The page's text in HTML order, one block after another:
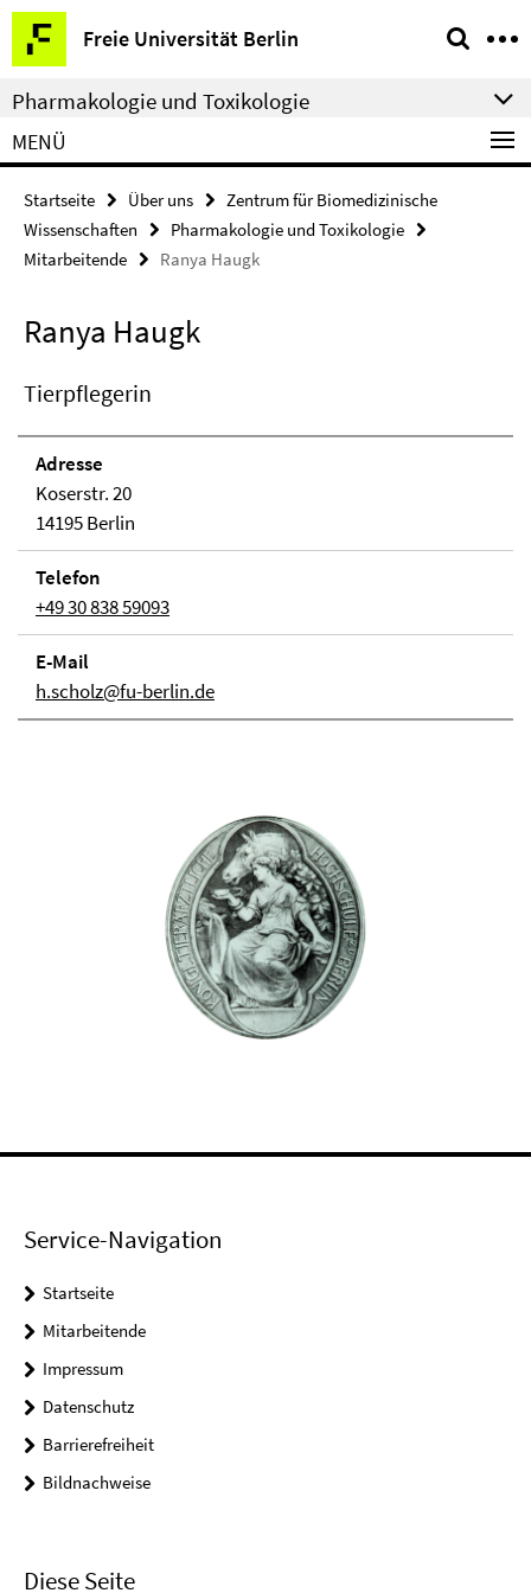
Springe
direkt
zu
Inhalt
Freie Universität Berlin
Service-
Navigation
Pharmakologie und Toxikologie
MENÜ
Startseite Über uns
Zentrum für Biomedizinische
Wissenschaften
Pharmakologie und Toxikologie
Mitarbeitende
Ranya Haugk
Ranya Haugk
Tierpflegerin
Adresse
Koserstr. 20
14195 Berlin
Telefon
+49 30 838 59093
E-Mail
h.scholz@fu-berlin.de
Service-Navigation
Startseite
Mitarbeitende
Impressum
Datenschutz
Barrierefreiheit
Bildnachweise
Diese Seite